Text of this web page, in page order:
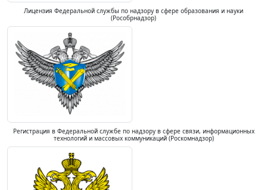
Лицензия Федеральной службы по надзору в сфере образования и науки
(Рособрнадзор)
Регистрация в Федеральной службе по надзору в сфере связи, информационных
технологий и массовых коммуникаций (Роскомнадзор)